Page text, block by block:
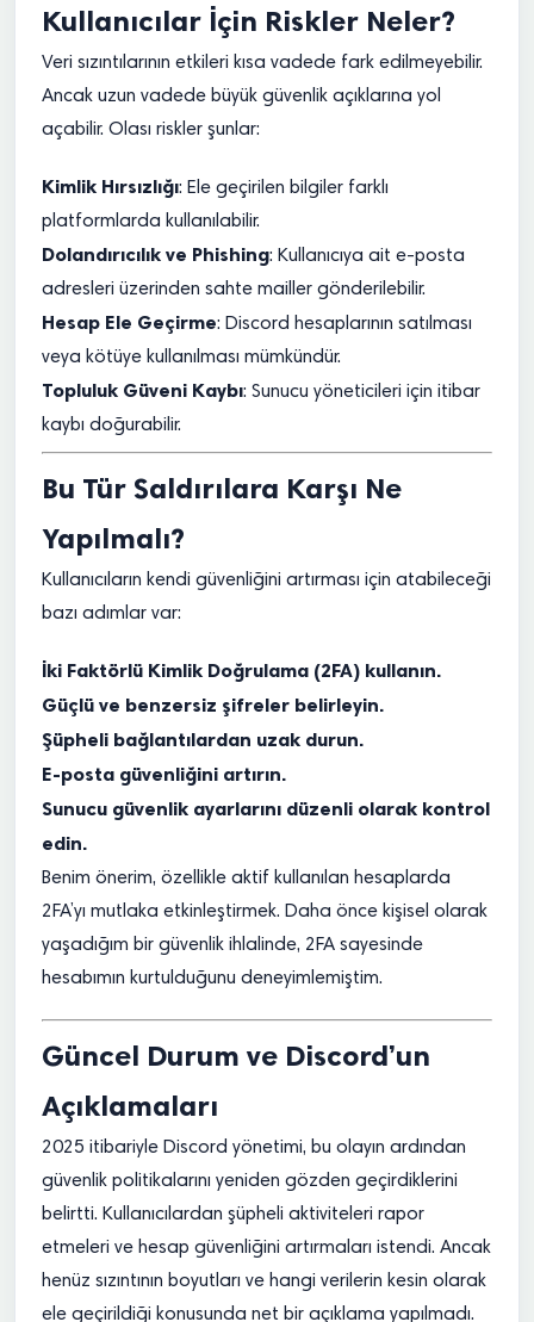
Kullanıcılar İçin Riskler Neler?
Veri sızıntılarının etkileri kısa vadede fark edilmeyebilir.
Ancak uzun vadede büyük güvenlik açıklarına yol
açabilir. Olası riskler şunlar:
Kimlik Hırsızlığı: Ele geçirilen bilgiler farklı
platformlarda kullanılabilir.
Dolandırıcılık ve Phishing: Kullanıcıya ait e-posta
adresleri üzerinden sahte mailler gönderilebilir.
Hesap Ele Geçirme: Discord hesaplarının satılması
veya kötüye kullanılması mümkündür.
Topluluk Güveni Kaybı: Sunucu yöneticileri için itibar
kaybı doğurabilir.
Bu Tür Saldırılara Karşı Ne
Yapılmalı?
Kullanıcıların kendi güvenliğini artırması için atabileceği
bazı adımlar var:
İki Faktörlü Kimlik Doğrulama (2FA) kullanın.
Güçlü ve benzersiz şifreler belirleyin.
Şüpheli bağlantılardan uzak durun.
E-posta güvenliğini artırın.
Sunucu güvenlik ayarlarını düzenli olarak kontrol
edin.
Benim önerim, özellikle aktif kullanılan hesaplarda
2FA’yı mutlaka etkinleştirmek. Daha önce kişisel olarak
yaşadığım bir güvenlik ihlalinde, 2FA sayesinde
hesabımın kurtulduğunu deneyimlemiştim.
Güncel Durum ve Discord’un
Açıklamaları
2025 itibariyle Discord yönetimi, bu olayın ardından
güvenlik politikalarını yeniden gözden geçirdiklerini
belirtti. Kullanıcılardan şüpheli aktiviteleri rapor
etmeleri ve hesap güvenliğini artırmaları istendi. Ancak
henüz sızıntının boyutları ve hangi verilerin kesin olarak
ele geçirildiği konusunda net bir açıklama yapılmadı.